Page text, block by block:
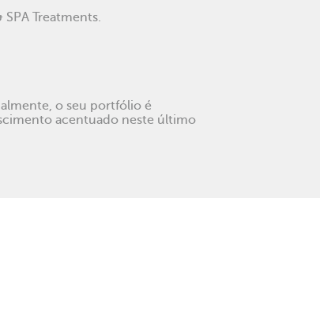
Treatments.
o seu portfólio é
acentuado neste último